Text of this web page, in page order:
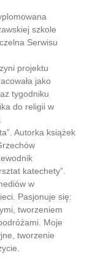
szkole
Serwisu
projektu
jako
tygodniku
do religii w
Autorka książek
katechety”.
w
Pasjonuje się:
tworzeniem
Moje
tworzenie